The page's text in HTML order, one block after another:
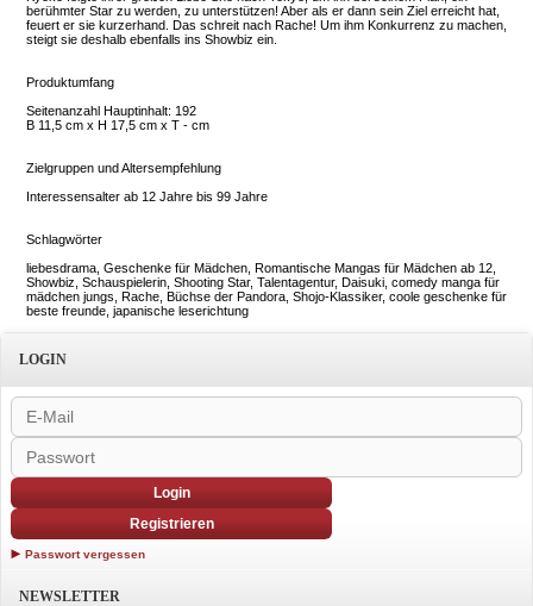
berühmter Star zu werden, zu unterstützen! Aber als er dann sein Ziel erreicht hat,
feuert er sie kurzerhand. Das schreit nach Rache! Um ihm Konkurrenz zu machen,
steigt sie deshalb ebenfalls ins Showbiz ein.
Produktumfang
Seitenanzahl Hauptinhalt: 192
B 11,5 cm x H 17,5 cm x T - cm
Zielgruppen und Altersempfehlung
Interessensalter ab 12 Jahre bis 99 Jahre
Schlagwörter
liebesdrama, Geschenke für Mädchen, Romantische Mangas für Mädchen ab 12,
Showbiz, Schauspielerin, Shooting Star, Talentagentur, Daisuki, comedy manga für
mädchen jungs, Rache, Büchse der Pandora, Shojo-Klassiker, coole geschenke für
beste freunde, japanische leserichtung
LOGIN
Login
Registrieren
Passwort vergessen
NEWSLETTER